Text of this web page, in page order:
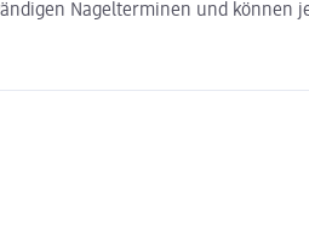
Nagelterminen und können